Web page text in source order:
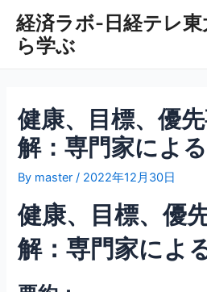
経済ラボ-日経テレ東
ら学ぶ
健康、目標、優
解：専門家によ
By master / 2022年12月30日
健康、目標、優
解：専門家によ